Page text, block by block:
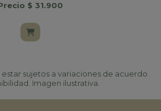
$ 31.900
sujetos a variaciones de acuerdo
Imagen ilustrativa.